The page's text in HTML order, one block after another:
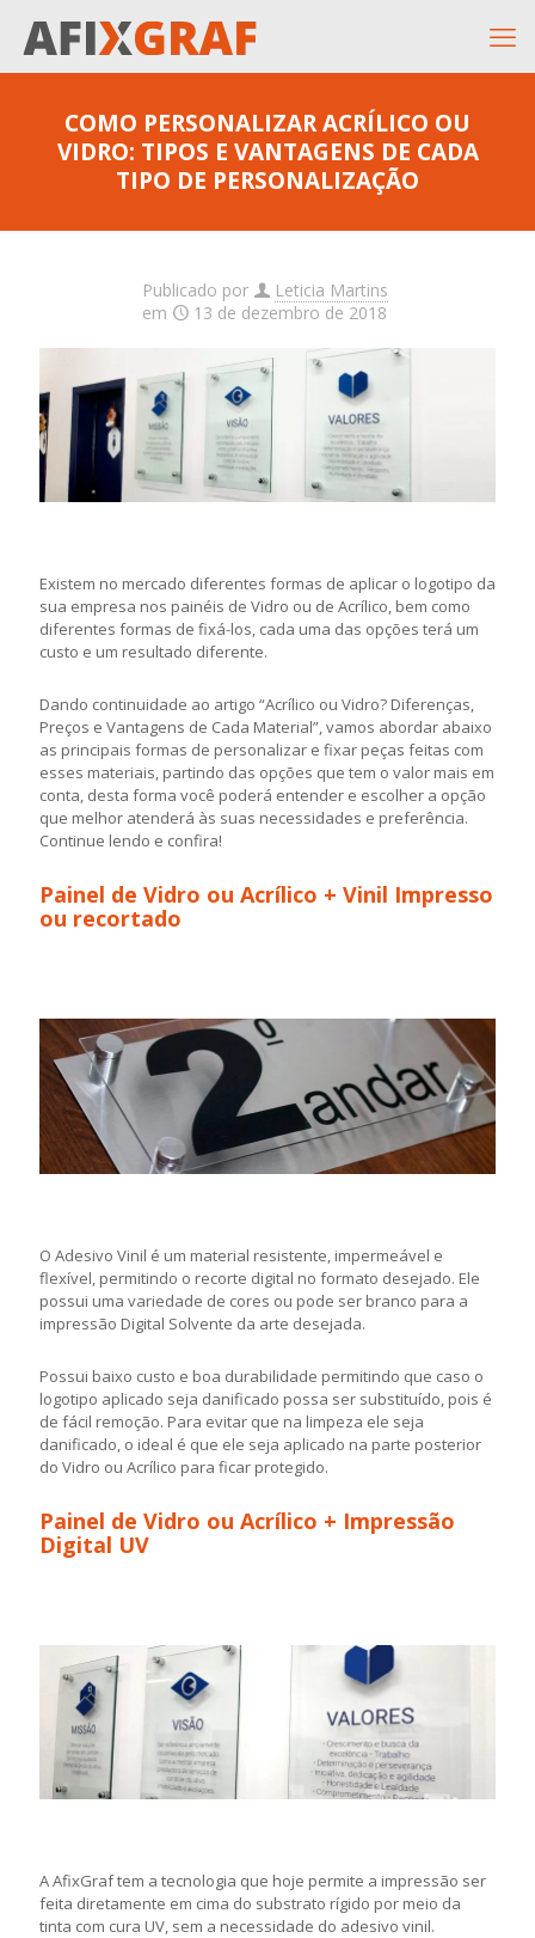
COMO PERSONALIZAR ACRÍLICO OU
VIDRO: TIPOS E VANTAGENS DE CADA
TIPO DE PERSONALIZAÇÃO
Publicado por
Leticia Martins
em
13 de dezembro de 2018
Existem no mercado diferentes formas de aplicar o logotipo da
sua empresa nos painéis de Vidro ou de Acrílico, bem como
diferentes formas de fixá-los, cada uma das opções terá um
custo e um resultado diferente.
Dando continuidade ao artigo “Acrílico ou Vidro? Diferenças,
Preços e Vantagens de Cada Material”, vamos abordar abaixo
as principais formas de personalizar e fixar peças feitas com
esses materiais, partindo das opções que tem o valor mais em
conta, desta forma você poderá entender e escolher a opção
que melhor atenderá às suas necessidades e preferência.
Continue lendo e confira!
Painel de Vidro ou Acrílico + Vinil Impresso
ou recortado
O Adesivo Vinil é um material resistente, impermeável e
flexível, permitindo o recorte digital no formato desejado. Ele
possui uma variedade de cores ou pode ser branco para a
impressão Digital Solvente da arte desejada.
Possui baixo custo e boa durabilidade permitindo que caso o
logotipo aplicado seja danificado possa ser substituído, pois é
de fácil remoção. Para evitar que na limpeza ele seja
danificado, o ideal é que ele seja aplicado na parte posterior
do Vidro ou Acrílico para ficar protegido.
Painel de Vidro ou Acrílico + Impressão
Digital UV
A AfixGraf tem a tecnologia que hoje permite a impressão ser
feita diretamente em cima do substrato rígido por meio da
tinta com cura UV, sem a necessidade do adesivo vinil.